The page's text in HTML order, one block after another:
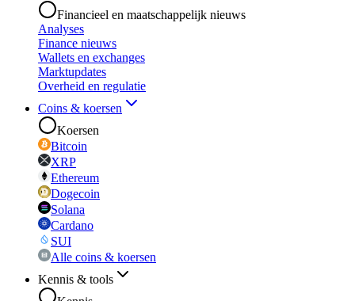
Financieel en maatschappelijk nieuws
Analyses
Finance nieuws
Wallets en exchanges
Marktupdates
Overheid en regulatie
Coins & koersen
Koersen
Bitcoin
XRP
Ethereum
Dogecoin
Solana
Cardano
SUI
Alle coins & koersen
Kennis & tools